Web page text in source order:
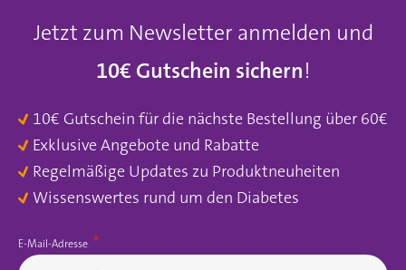
Jetzt zum Newsletter anmelden und
10€ Gutschein sichern!
10€ Gutschein für die nächste Bestellung über 60€
Exklusive Angebote und Rabatte
Regelmäßige Updates zu Produktneuheiten
Wissenswertes rund um den Diabetes
E-Mail-Adresse